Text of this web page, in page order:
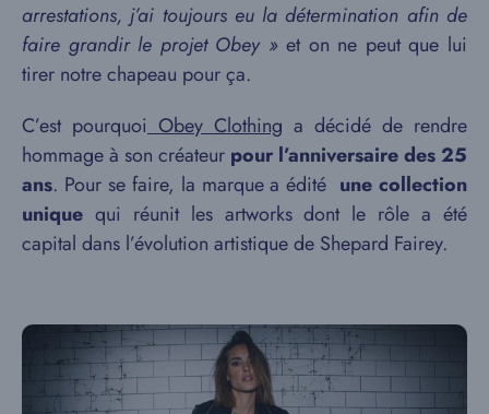
arrestations, j’ai toujours eu la détermination afin de
faire grandir le projet Obey »et on ne peut que lui
tirer notre chapeau pour ça.
C’est pourquoiObey Clothing a décidé de rendre
hommage à son créateur pour l’anniversaire des 25
ans. Pour se faire, la marque a édité une collection
unique qui réunit les artworks dont le rôle a été
capital dans l’évolution artistique de Shepard Fairey.